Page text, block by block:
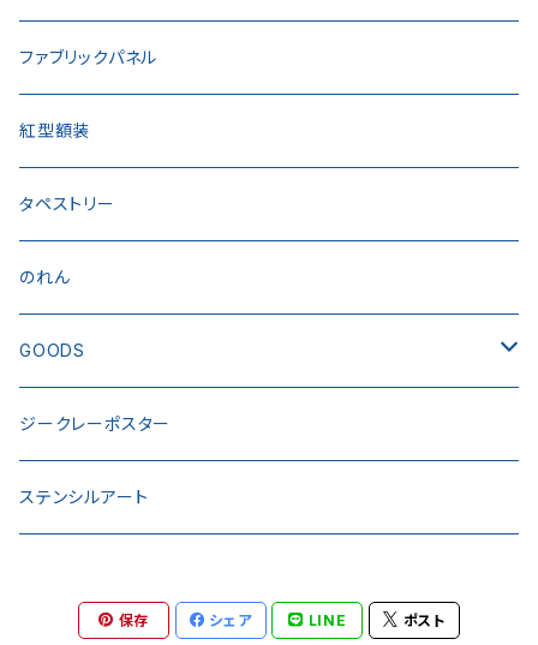
ファブリックパネル
紅型額装
タペストリー
のれん
GOODS
トートバック
ステッカー
ジークレーポスター
ステンシルアート
保存 シェア LINE ポスト